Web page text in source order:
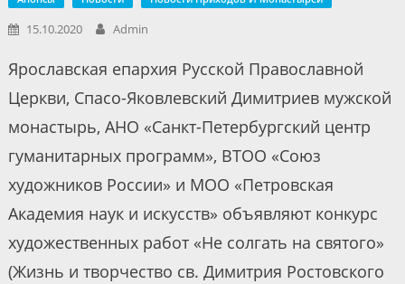
15.10.2020 Admin
Ярославская епархия Русской Православной
Церкви, Спасо-Яковлевский Димитриев мужской
монастырь, АНО «Санкт-Петербургский центр
гуманитарных программ», ВТОО «Союз
художников России» и МОО «Петровская
Академия наук и искусств» объявляют конкурс
художественных работ «Не солгать на святого»
(Жизнь и творчество св. Димитрия Ростовского